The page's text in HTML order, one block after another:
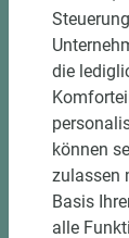
die
können
zulassen
Basis
alle